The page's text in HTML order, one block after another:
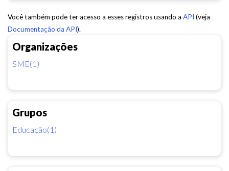
Organizações
SME(1)
Grupos
Educação(1)
Você também pode ter acesso a esses registros usando a API (veja
Documentação da API).